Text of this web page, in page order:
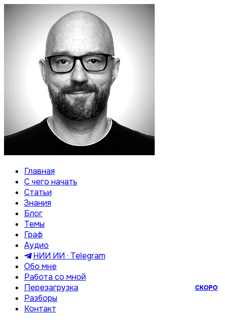
Главная
С чего начать
Статьи
Знания
Блог
Темы
Граф
Аудио
НИИ ИИ · Telegram
Обо мне
Работа со мной
Перезагрузка
СКОРО
Разборы
Контакт